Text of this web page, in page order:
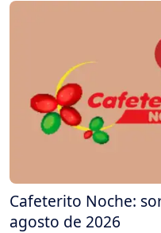
Cafeterito Noche:
agosto de 2026